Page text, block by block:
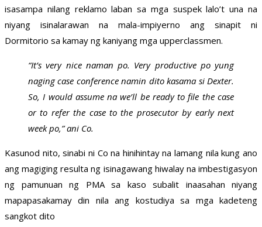
isasampa nilang reklamo laban sa mga suspek lalo’t una na
niyang isinalarawan na mala-impiyerno ang sinapit ni
Dormitorio sa kamay ng kaniyang mga upperclassmen.
“It’s very nice naman po. Very productive po yung
naging case conference namin dito kasama si Dexter.
So, I would assume na we’ll be ready to file the case
or to refer the case to the prosecutor by early next
week po,” ani Co.
Kasunod nito, sinabi ni Co na hinihintay na lamang nila kung ano
ang magiging resulta ng isinagawang hiwalay na imbestigasyon
ng pamunuan ng PMA sa kaso subalit inaasahan niyang
mapapasakamay din nila ang kostudiya sa mga kadeteng
sangkot dito